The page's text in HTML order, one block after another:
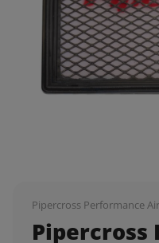
Pipercross Performance
Pipercross